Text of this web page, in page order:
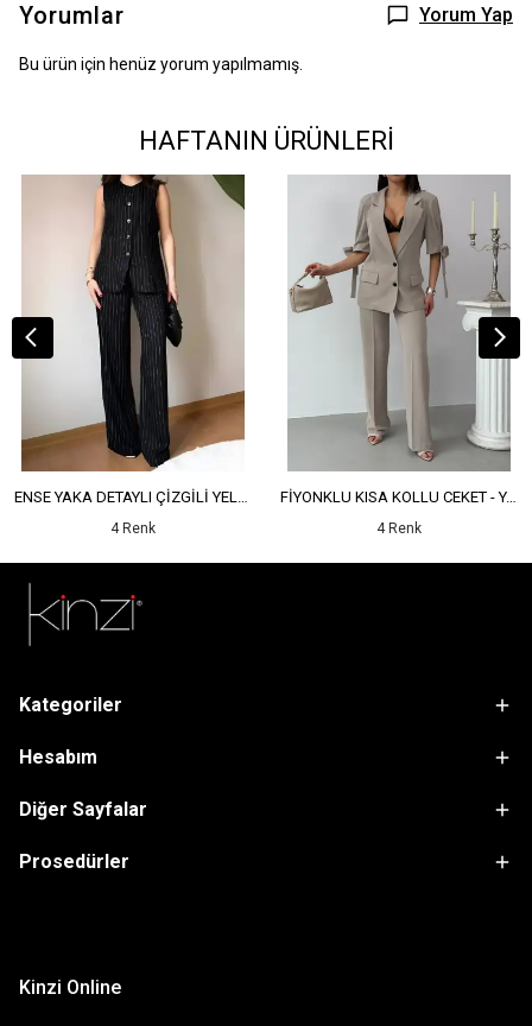
Yorumlar Yorum Yap
Bu ürün için henüz yorum yapılmamış.
HAFTANIN ÜRÜNLERİ
ENSE YAKA DETAYLI ÇİZGİLİ YELEK - YÜKSEK BEL DETAYLI ÇİZGİLİ PANTOLON
4 Renk
FİYONKLU KISA KOLLU CEKET - YÜKSEK BEL SALAŞ PANTOLON
4 Renk
Kategoriler
Hesabım
Diğer Sayfalar
Prosedürler
Kinzi Online